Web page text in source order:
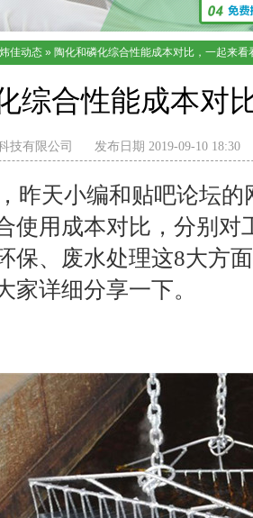
佳动态 » 陶化和磷化综合性能成本对比，一起来看
综合性能成本对
技有限公司 发布日期 2019-09-10 18:30
天小编和贴吧论坛的
使用成本对比，分别对
保、废水处理这8大方
家详细分享一下。